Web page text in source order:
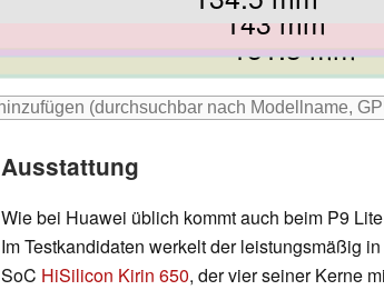
156.5 mm
151.3 mm
146.8 mm
145.8 mm
145 mm
143 mm
Ausstattung
Wie bei Huawei üblich kommt auch beim P9
Im Testkandidaten werkelt der leistungsmäßig
SoC HiSilicon Kirin 650, der vier seiner Kerne